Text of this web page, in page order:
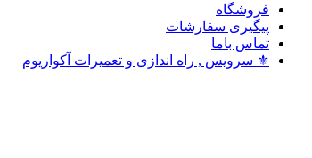
فروشگاه
پیگیری سفارشات
تماس باما
⚜️ سرویس , راه اندازی و تعمیرات آکواریوم